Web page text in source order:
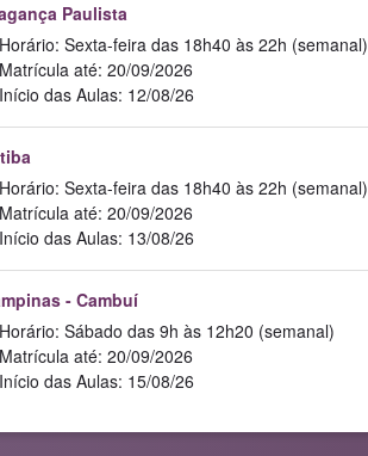
Paulista
Horário: Sexta-feira das 18h40 às 22h (semanal)
Matrícula até: 20/09/2026
Início das Aulas: 12/08/26
Horário: Sexta-feira das 18h40 às 22h (semanal)
Matrícula até: 20/09/2026
Início das Aulas: 13/08/26
- Cambuí
Horário: Sábado das 9h às 12h20 (semanal)
Matrícula até: 20/09/2026
Início das Aulas: 15/08/26